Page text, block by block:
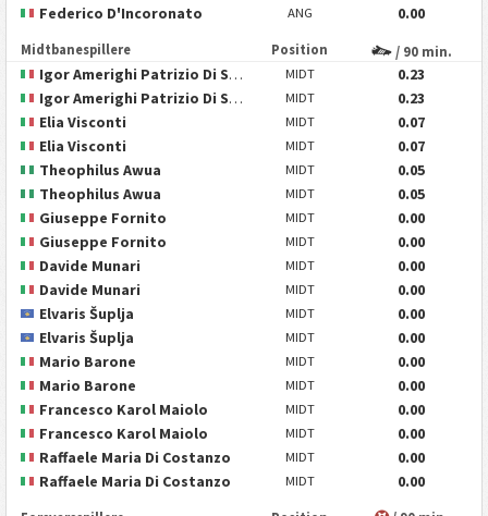
Federico D'Incoronato
ANG 0.00
Midtbanespillere Position / 90 min.
Igor Amerighi Patrizio Di Siena MIDT
0.23
Igor Amerighi Patrizio Di Siena
MIDT
0.23
Elia Visconti
MIDT
0.07
Elia Visconti
MIDT
0.07
Theophilus Awua
MIDT
0.05
Theophilus Awua
MIDT
0.05
Giuseppe Fornito
MIDT
0.00
Giuseppe Fornito
MIDT
0.00
Davide Munari
MIDT
0.00
Davide Munari
MIDT
0.00
Elvaris Šuplja
MIDT
0.00
Elvaris Šuplja
MIDT
0.00
Mario Barone
MIDT
0.00
Mario Barone
MIDT
0.00
Francesco Karol Maiolo
MIDT
0.00
Francesco Karol Maiolo
MIDT
0.00
Raffaele Maria Di Costanzo
MIDT
0.00
Raffaele Maria Di Costanzo
MIDT 0.00